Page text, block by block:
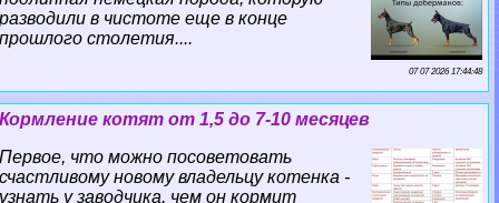
разводили в чистоте еще в конце
прошлого столетия....
07 07 2026 17:44:48
Кормление котят от 1,5 до 7-10 месяцев
Первое, что можно посоветовать
счастливому новому владельцу котенка -
узнать у заводчика, чем он кормит